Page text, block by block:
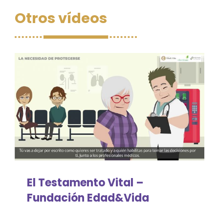
Otros vídeos
El Testamento Vital –
Fundación Edad&Vida